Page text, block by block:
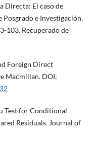
Directa: El caso de
Posgrado e Investigación,
103. Recuperado de
Foreign Direct
Macmillan. DOI:
Test for Conditional
Residuals. Journal of